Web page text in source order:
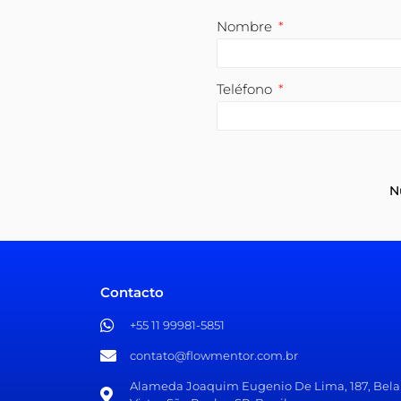
Nombre
Teléfono
Contacto
+55 11 99981-5851​
contato@flowmentor.com.br​
Alameda Joaquim Eugenio De Lima, 187, Bela